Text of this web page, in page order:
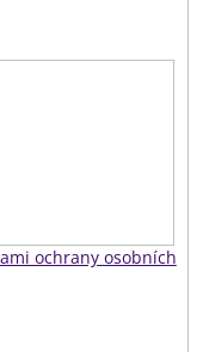
ochrany osobních